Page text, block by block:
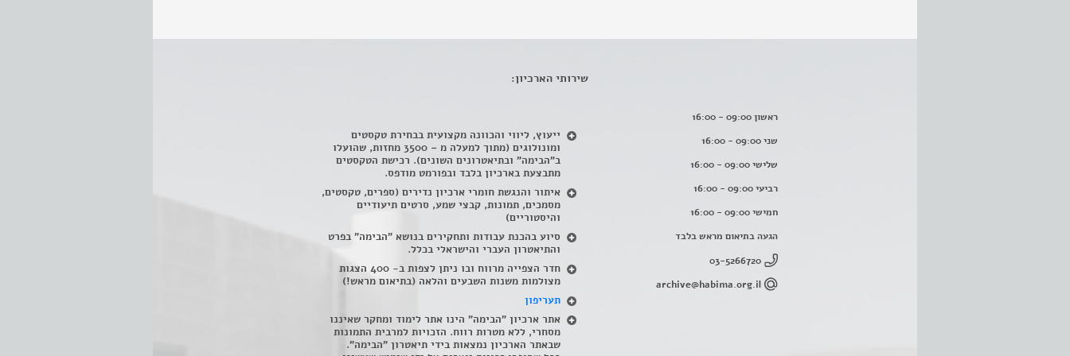
ראשון 09:00 - 16:00
שני 09:00 - 16:00
שלישי 09:00 - 16:00
רביעי 09:00 - 16:00
חמישי 09:00 - 16:00
הגעה בתיאום מראש בלבד
03-5266720
archive@habima.org.il
שירותי הארכיון:
ייעוץ, ליווי והכוונה מקצועית בבחירת טקסטים
ומונולוגים (מתוך למעלה מ – 3500 מחזות, שהועלו
ב"הבימה" ובתיאטרונים השונים). רכישת הטקסטים
מתבצעת בארכיון בלבד ובפורמט מודפס.
איתור והנגשת חומרי ארכיון נדירים (ספרים, טקסטים,
מסמכים, תמונות, קבצי שמע, סרטים תיעודיים
והיסטוריים)
סיוע בהכנת עבודות ותחקירים בנושא "הבימה" בפרט
והתיאטרון העברי והישראלי בכלל.
חדר הצפייה מרווח ובו ניתן לצפות ב- 400 הצגות
מצולמות משנות השבעים והלאה (בתיאום מראש!)
תעריפון
אתר ארכיון "הבימה" הינו אתר לימוד ומחקר שאיננו
מסחרי, ללא מטרות רווח. הזכויות למרבית התמונות
שבאתר הארכיון נמצאות בידי תיאטרון "הבימה".